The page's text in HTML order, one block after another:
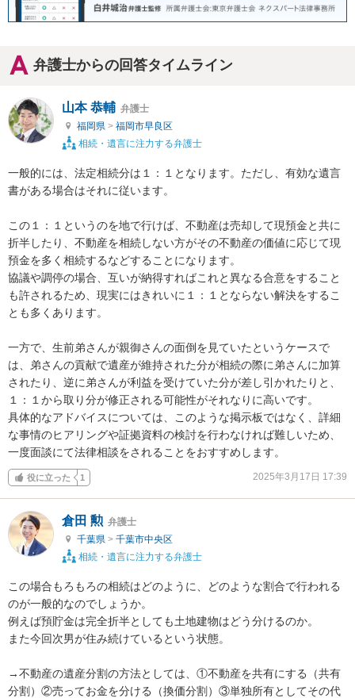
弁護士からの回答タイムライン
山本 恭輔 弁護士
福岡県 > 福岡市早良区
相続・遺言に注力する弁護士
一般的には、法定相続分は１：１となります。ただし、有効な遺言
書がある場合はそれに従います。
この１：１というのを地で行けば、不動産は売却して現預金と共に
折半したり、不動産を相続しない方がその不動産の価値に応じて現
預金を多く相続するなどすることになります。
協議や調停の場合、互いが納得すればこれと異なる合意をすること
も許されるため、現実にはきれいに１：１とならない解決をするこ
とも多くあります。
一方で、生前弟さんが親御さんの面倒を見ていたというケースで
は、弟さんの貢献で遺産が維持された分が相続の際に弟さんに加算
されたり、逆に弟さんが利益を受けていた分が差し引かれたりと、
１：１から取り分が修正される可能性がそれなりに高いです。
具体的なアドバイスについては、このような掲示板ではなく、詳細
な事情のヒアリングや証拠資料の検討を行わなければ難しいため、
一度面談にて法律相談をされることをおすすめします。
役に立った 1 2025年3月17日 17:39
倉田 勲 弁護士
千葉県 > 千葉市中央区
相続・遺言に注力する弁護士
この場合もろもろの相続はどのように、どのような割合で行われる
のが一般的なのでしょうか。
例えば預貯金は完全折半としても土地建物はどう分けるのか。
また今回次男が住み続けているという状態。
→不動産の遺産分割の方法としては、①不動産を共有にする（共有
分割）②売ってお金を分ける（換価分割）③単独所有としてその代